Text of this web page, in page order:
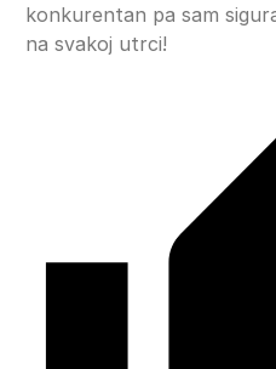
konkurentan pa sam
na svakoj utrci!